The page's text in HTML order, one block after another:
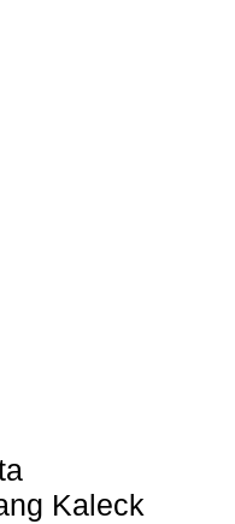
Kaleck